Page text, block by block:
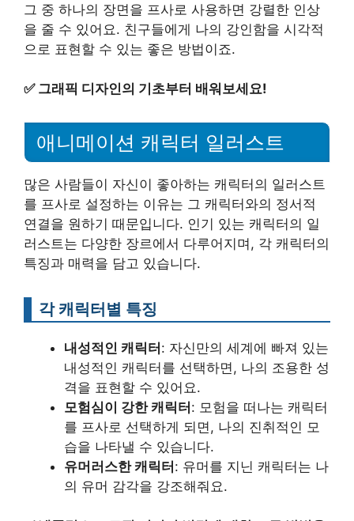
그 중 하나의 장면을 프사로 사용하면 강렬한 인상
을 줄 수 있어요. 친구들에게 나의 강인함을 시각적
으로 표현할 수 있는 좋은 방법이죠.
✅ 그래픽 디자인의 기초부터 배워보세요!
애니메이션 캐릭터 일러스트
많은 사람들이 자신이 좋아하는 캐릭터의 일러스트
를 프사로 설정하는 이유는 그 캐릭터와의 정서적
연결을 원하기 때문입니다. 인기 있는 캐릭터의 일
러스트는 다양한 장르에서 다루어지며, 각 캐릭터의
특징과 매력을 담고 있습니다.
각 캐릭터별 특징
내성적인 캐릭터: 자신만의 세계에 빠져 있는
내성적인 캐릭터를 선택하면, 나의 조용한 성
격을 표현할 수 있어요.
모험심이 강한 캐릭터: 모험을 떠나는 캐릭터
를 프사로 선택하게 되면, 나의 진취적인 모
습을 나타낼 수 있습니다.
유머러스한 캐릭터: 유머를 지닌 캐릭터는 나
의 유머 감각을 강조해줘요.